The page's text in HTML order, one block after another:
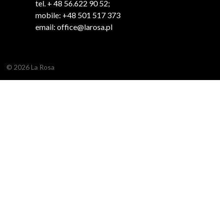
tel. + 48 56.622 90 52;
mobile: +48 501 517 373
email: office@larosa.pl
© 2026 La Rosa